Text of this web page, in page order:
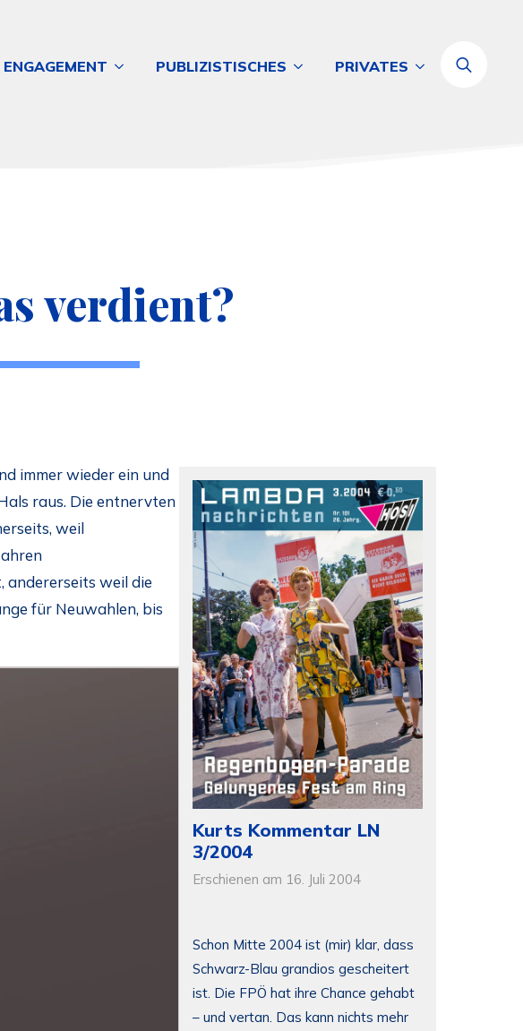
ENGAGEMENT PUBLIZISTISCHES PRIVATES
verdient?
immer wieder ein und
raus. Die entnervten
weil
weil die
für Neuwahlen, bis
Kurts Kommentar LN
3/2004
Erschienen am 16. Juli 2004
Schon Mitte 2004 ist (mir) klar, dass
Schwarz-Blau grandios gescheitert
ist. Die FPÖ hat ihre Chance gehabt
– und vertan. Das kann nichts mehr